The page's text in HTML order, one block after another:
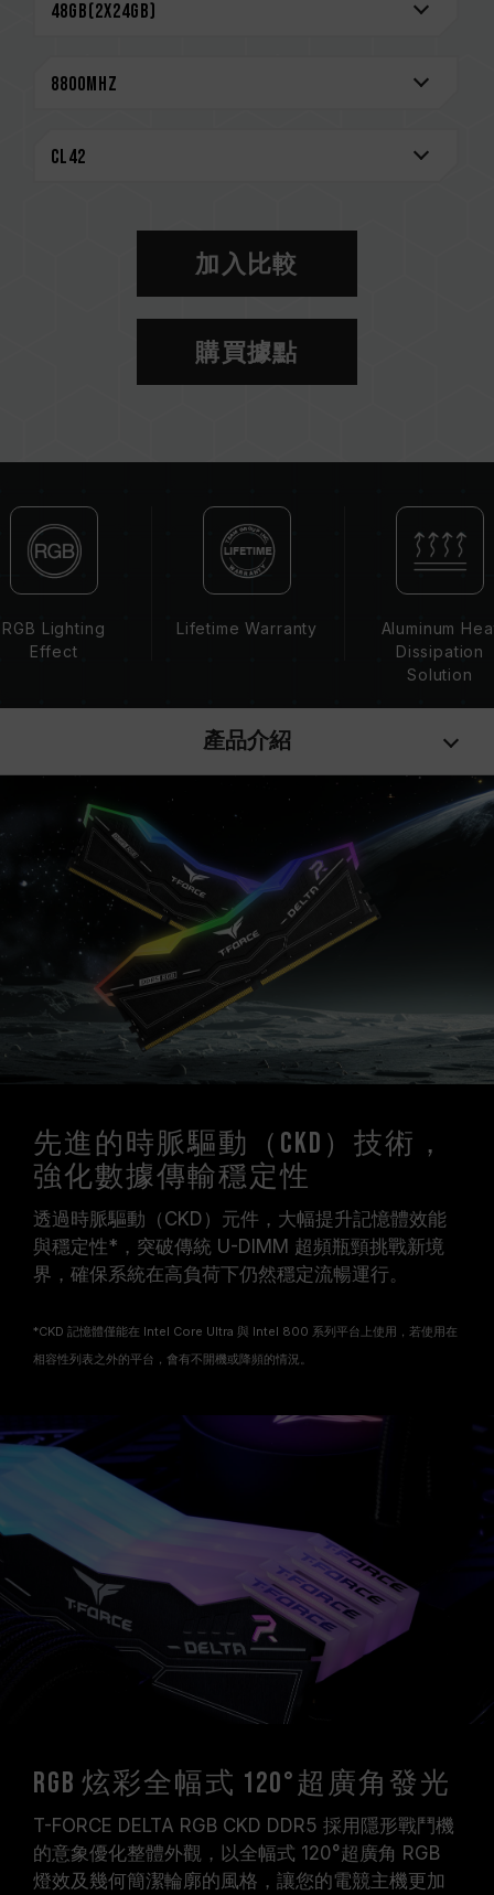
On-die ECC 除錯機制 系統更穩定
I751093；美國發明專利: US11488679B1) -
創新線路結構設計 降低功耗與發熱 (台灣發明專
相容平台完整資訊，可至"相容性查詢"
體。每一組套裝中的記憶體皆通過相容性測試配對
系統不穩定或不開機。
CPU 記憶體控制器(IMC)的體質以及當前使用的
主機板 BIOS 版本皆可能會影響記憶體運作頻率。
記憶體的最終運行頻率取決於系統 BIOS 設定及主
若未啟用 XMP（Intel），記憶體將以 SPD 預設
頻率（JEDEC 標準）運行，如 DDR5-6400 (或
無法達到標示頻率，最終運行頻率受限於系統設
定。
超頻行為（如啟用 XMP 設定）屬於非 JEDEC 標
準規範，可能影響系統穩定性。若因超頻導致系統
不穩定，請回復 BIOS 預設值。
記憶體模組的標示頻率為最高可達頻率，並非所有
系統都能達成。
請確認您的主機板與處理器支援對應的超頻技術
（XMP），否則記憶體可能無法達到標示的超頻
頻率。
十銓科技的記憶體模組皆在正常電壓情況下進行驗
證，若有處理器或主機板故障狀況，請聯繫處理器
或主機板相關售後服務。
的平台，會有不開機或降頻的情況。
加入比較
購買據點
RGB Lighting
Effect
Lifetime Warranty
Aluminum
Dissipation
Solution
產品介紹
先進的時脈驅動（CKD）技術，
強化數據傳輸穩定性
透過時脈驅動（CKD）元件，大幅提升記憶體效能
與穩定性*，突破傳統 U-DIMM 超頻瓶頸挑戰新境
界，確保系統在高負荷下仍然穩定流暢運行。
*CKD 記憶體僅能在 Intel Core Ultra 與 Intel 800 系列平台上使用，若使用在
相容性列表之外的平台，會有不開機或降頻的情況。
RGB 炫彩全幅式 120°超廣角發光
T-FORCE DELTA RGB CKD DDR5 採用隱形戰鬥機
的意象優化整體外觀，以全幅式 120°超廣角 RGB
燈效及幾何簡潔輪廓的風格，讓您的電競主機更加